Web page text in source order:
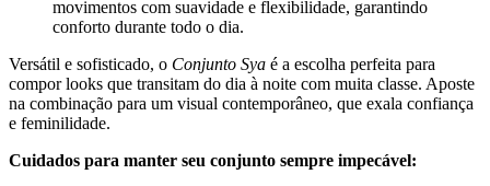
movimentos com suavidade e flexibilidade, garantindo
conforto durante todo o dia.
Versátil e sofisticado, o Conjunto Sya é a escolha perfeita para
compor looks que transitam do dia à noite com muita classe. Aposte
na combinação para um visual contemporâneo, que exala confiança
e feminilidade.
Cuidados para manter seu conjunto sempre impecável: